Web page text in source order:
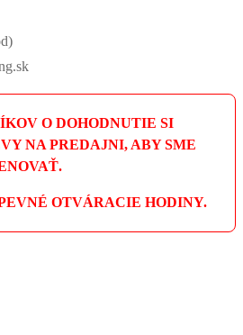
O DOHODNUTIE SI
NA PREDAJNI, ABY SME
OTVÁRACIE HODINY.